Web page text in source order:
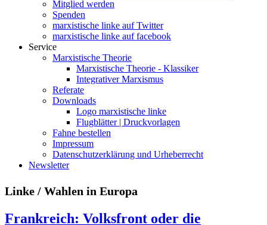
Mitglied werden
Spenden
marxistische linke auf Twitter
marxistische linke auf facebook
Service
Marxistische Theorie
Marxistische Theorie - Klassiker
Integrativer Marxismus
Referate
Downloads
Logo marxistische linke
Flugblätter | Druckvorlagen
Fahne bestellen
Impressum
Datenschutzerklärung und Urheberrecht
Newsletter
Linke / Wahlen in Europa
Frankreich: Volksfront oder die